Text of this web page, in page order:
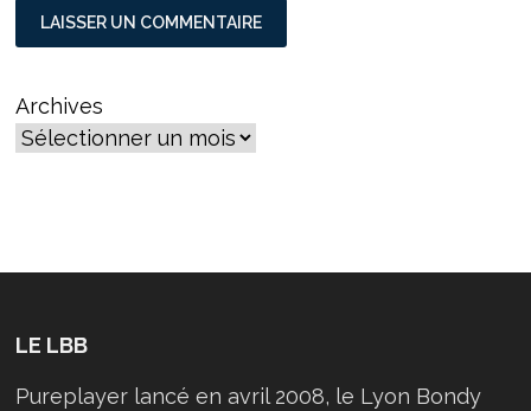
Archives
LE LBB
Pureplayer lancé en avril 2008, le Lyon Bondy